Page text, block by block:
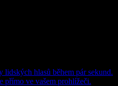
hlasů během pár sekund.
přímo ve vašem prohlížeči.